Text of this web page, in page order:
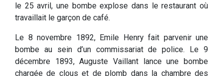
le 25 avril, une bombe explose dans le restaurant où
travaillait le garçon de café.
Le 8 novembre 1892, Emile Henry fait parvenir une
bombe au sein d’un commissariat de police. Le 9
décembre 1893, Auguste Vaillant lance une bombe
chargée de clous et de plomb dans la chambre des